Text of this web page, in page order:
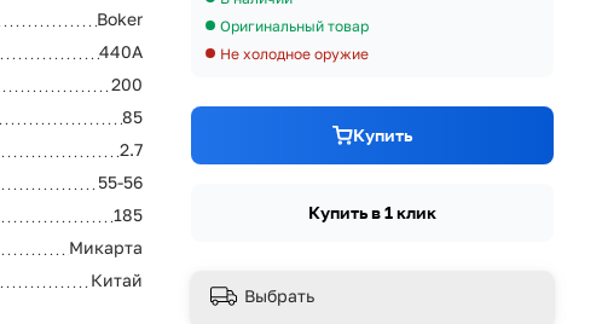
Boker
440A
200
85
2.7
55-56
185
Микарта
Китай
Оригинальный товар
Не холодное оружие
Купить
Купить в 1 клик
Выбрать